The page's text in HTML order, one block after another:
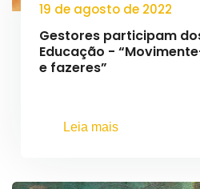
19 de agosto de 2022
Gestores participam
Educação -
e fazeres”
Leia mais